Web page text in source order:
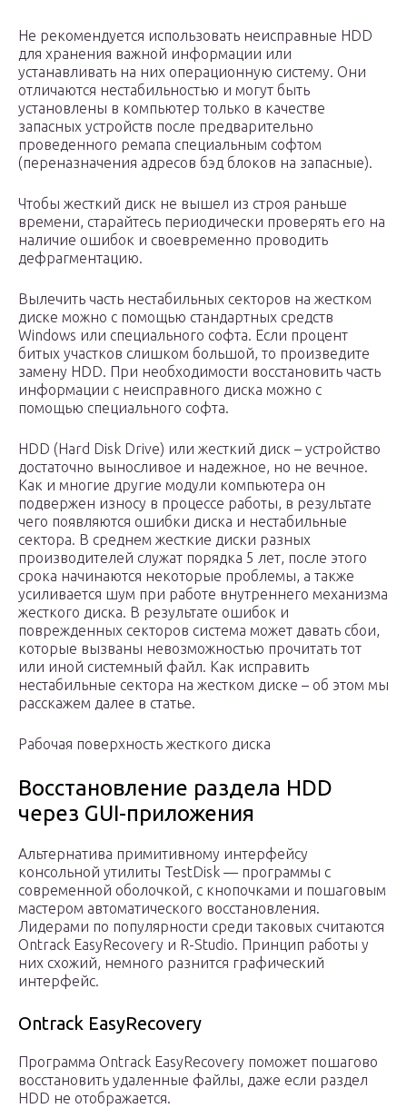
Не рекомендуется использовать неисправные HDD
для хранения важной информации или
устанавливать на них операционную систему. Они
отличаются нестабильностью и могут быть
установлены в компьютер только в качестве
запасных устройств после предварительно
проведенного ремапа специальным софтом
(переназначения адресов бэд блоков на запасные).
Чтобы жесткий диск не вышел из строя раньше
времени, старайтесь периодически проверять его на
наличие ошибок и своевременно проводить
дефрагментацию.
Вылечить часть нестабильных секторов на жестком
диске можно с помощью стандартных средств
Windows или специального софта. Если процент
битых участков слишком большой, то произведите
замену HDD. При необходимости восстановить часть
информации с неисправного диска можно с
помощью специального софта.
HDD (Hard Disk Drive) или жесткий диск – устройство
достаточно выносливое и надежное, но не вечное.
Как и многие другие модули компьютера он
подвержен износу в процессе работы, в результате
чего появляются ошибки диска и нестабильные
сектора. В среднем жесткие диски разных
производителей служат порядка 5 лет, после этого
срока начинаются некоторые проблемы, а также
усиливается шум при работе внутреннего механизма
жесткого диска. В результате ошибок и
поврежденных секторов система может давать сбои,
которые вызваны невозможностью прочитать тот
или иной системный файл. Как исправить
нестабильные сектора на жестком диске – об этом мы
расскажем далее в статье.
Рабочая поверхность жесткого диска
Восстановление раздела HDD
через GUI-приложения
Альтернатива примитивному интерфейсу
консольной утилиты TestDisk — программы с
современной оболочкой, с кнопочками и пошаговым
мастером автоматического восстановления.
Лидерами по популярности среди таковых считаются
Ontrack EasyRecovery и R-Studio. Принцип работы у
них схожий, немного разнится графический
интерфейс.
Ontrack EasyRecovery
Программа Ontrack EasyRecovery поможет пошагово
восстановить удаленные файлы, даже если раздел
HDD не отображается.